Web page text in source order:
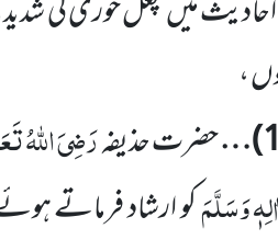
اَحادیث میںچغل خوری کی
،
)…حضرت حذیفہرَضِیَ اللّٰہُ
وَسَلَّمَکو ارشاد فرماتے